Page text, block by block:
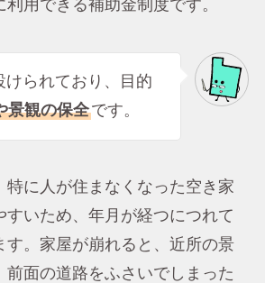
利用できる補助金制度です。
けられており、目的
景観の保全です。
特に人が住まなくなった空き家
すいため、年月が経つにつれて
す。家屋が崩れると、近所の景
前面の道路をふさいでしまった